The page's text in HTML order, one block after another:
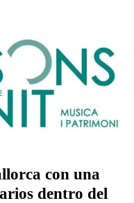
con una
dentro del